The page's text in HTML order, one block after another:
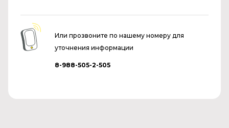
Или прозвоните по нашему номеру для
уточнения информации
8-988-505-2-505